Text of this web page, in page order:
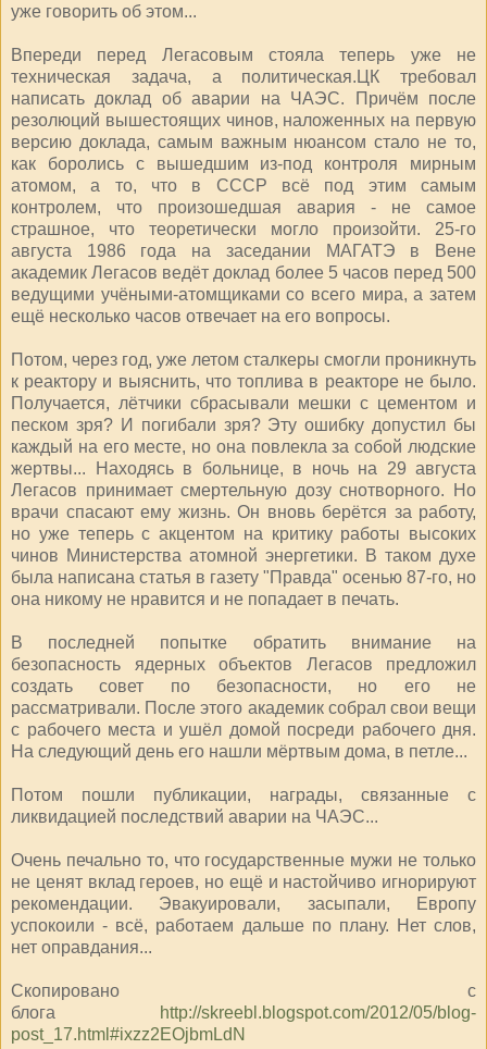
уже говорить об этом...
Впереди перед Легасовым стояла теперь уже не
техническая задача, а политическая.ЦК требовал
написать доклад об аварии на ЧАЭС. Причём после
резолюций вышестоящих чинов, наложенных на первую
версию доклада, самым важным нюансом стало не то,
как боролись с вышедшим из-под контроля мирным
атомом, а то, что в СССР всё под этим самым
контролем, что произошедшая авария - не самое
страшное, что теоретически могло произойти. 25-го
августа 1986 года на заседании МАГАТЭ в Вене
академик Легасов ведёт доклад более 5 часов перед 500
ведущими учёными-атомщиками со всего мира, а затем
ещё несколько часов отвечает на его вопросы.
Потом, через год, уже летом сталкеры смогли проникнуть
к реактору и выяснить, что топлива в реакторе не было.
Получается, лётчики сбрасывали мешки с цементом и
песком зря? И погибали зря? Эту ошибку допустил бы
каждый на его месте, но она повлекла за собой людские
жертвы... Находясь в больнице, в ночь на 29 августа
Легасов принимает смертельную дозу снотворного. Но
врачи спасают ему жизнь. Он вновь берётся за работу,
но уже теперь с акцентом на критику работы высоких
чинов Министерства атомной энергетики. В таком духе
была написана статья в газету "Правда" осенью 87-го, но
она никому не нравится и не попадает в печать.
В последней попытке обратить внимание на
безопасность ядерных объектов Легасов предложил
создать совет по безопасности, но его не
рассматривали. После этого академик собрал свои вещи
с рабочего места и ушёл домой посреди рабочего дня.
На следующий день его нашли мёртвым дома, в петле...
Потом пошли публикации, награды, связанные с
ликвидацией последствий аварии на ЧАЭС...
Очень печально то, что государственные мужи не только
не ценят вклад героев, но ещё и настойчиво игнорируют
рекомендации. Эвакуировали, засыпали, Европу
успокоили - всё, работаем дальше по плану. Нет слов,
нет оправдания...
Скопировано с
блога
http://skreebl.blogspot.com/2012/05/blog-
post_17.html#ixzz2EOjbmLdN